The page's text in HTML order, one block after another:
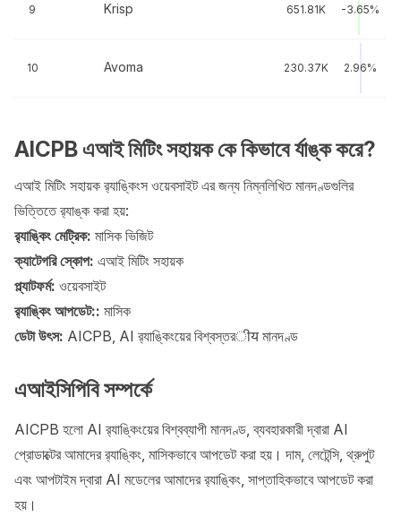
9 Krisp 651.81K -3.65%
10 Avoma 230.37K 2.96%
AICPB এআই মিটিং সহায়ক কে কিভাবে র্যাঙ্ক করে?
এআই মিটিং সহায়ক র‍্যাঙ্কিংস ওয়েবসাইট এর জন্য নিম্নলিখিত মানদণ্ডগুলির
ভিত্তিতে র‍্যাঙ্ক করা হয়:
র‍্যাঙ্কিং মেট্রিক: মাসিক ভিজিট
ক্যাটেগরি স্কোপ: এআই মিটিং সহায়ক
প্ল্যাটফর্ম: ওয়েবসাইট
র‍্যাঙ্কিং আপডেট:: মাসিক
ডেটা উৎস: AICPB, AI র‍্যাঙ্কিংয়ের বিশ্বস্তরीय মানদণ্ড
এআইসিপিবি সম্পর্কে
AICPB হলো AI র‍্যাঙ্কিংয়ের বিশ্বব্যাপী মানদণ্ড, ব্যবহারকারী দ্বারা AI
প্রোডাক্টের আমাদের র‍্যাঙ্কিং, মাসিকভাবে আপডেট করা হয়। দাম, লেটেন্সি, থ্রুপুট
এবং আপটাইম দ্বারা AI মডেলের আমাদের র‍্যাঙ্কিং, সাপ্তাহিকভাবে আপডেট করা
হয়।